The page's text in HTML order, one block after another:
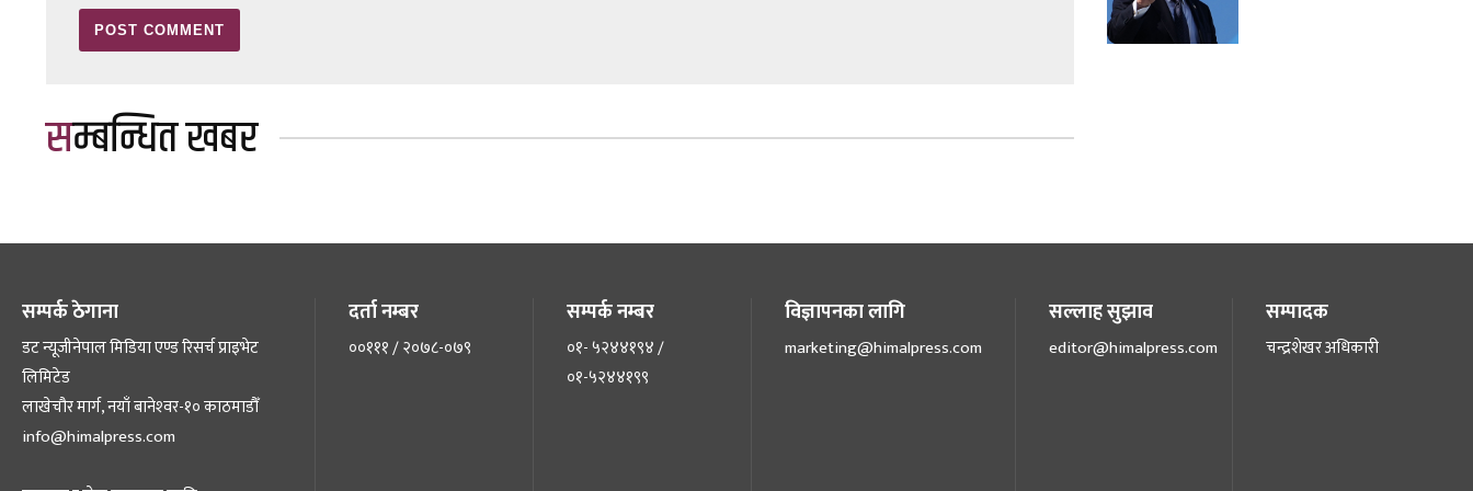
सम्बन्धित खबर
सम्पर्क ठेगाना
डट न्यूजीनेपाल मिडिया एण्ड रिसर्च प्राइभेट
लिमिटेड
लाखेचौर मार्ग, नयाँ बानेश्‍वर-१० काठमाडौँ
info@himalpress.com
दर्ता नम्बर
००१११ / २०७८-०७९
सम्पर्क नम्बर
०१- ५२४४१९४ /
०१-५२४४१९९
विज्ञापनका लागि
marketing@himalpress.com
सल्लाह सुझाव
editor@himalpress.com
सम्पादक
चन्द्रशेखर अधिकारी